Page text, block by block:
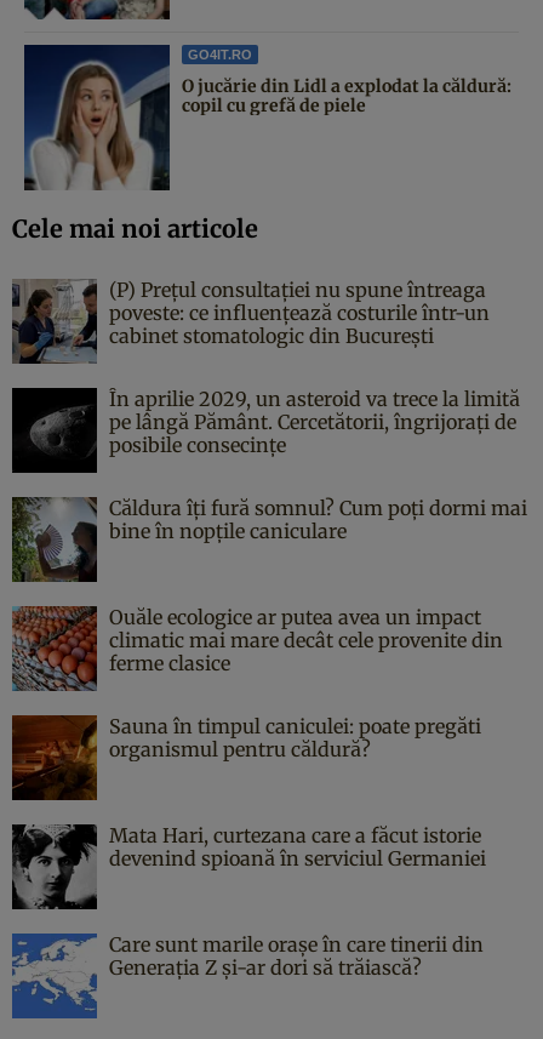
GO4IT.RO
O jucărie din Lidl a explodat la căldură:
copil cu grefă de piele
Cele mai noi articole
(P) Prețul consultației nu spune întreaga
poveste: ce influențează costurile într-un
cabinet stomatologic din București
În aprilie 2029, un asteroid va trece la limită
pe lângă Pământ. Cercetătorii, îngrijorați de
posibile consecințe
Căldura îți fură somnul? Cum poți dormi mai
bine în nopțile caniculare
Ouăle ecologice ar putea avea un impact
climatic mai mare decât cele provenite din
ferme clasice
Sauna în timpul caniculei: poate pregăti
organismul pentru căldură?
Mata Hari, curtezana care a făcut istorie
devenind spioană în serviciul Germaniei
Care sunt marile orașe în care tinerii din
Generația Z și-ar dori să trăiască?